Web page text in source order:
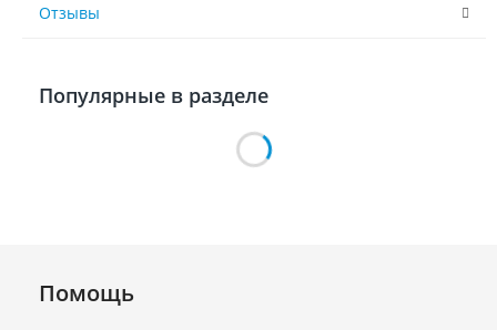
Отзывы
Популярные в разделе
Помощь